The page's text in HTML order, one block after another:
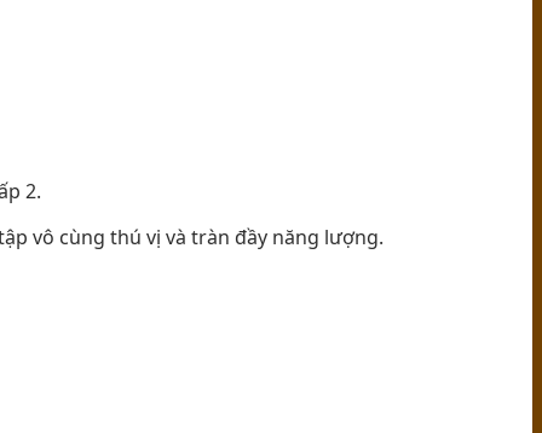
2.
vô cùng thú vị và tràn đầy năng lượng.